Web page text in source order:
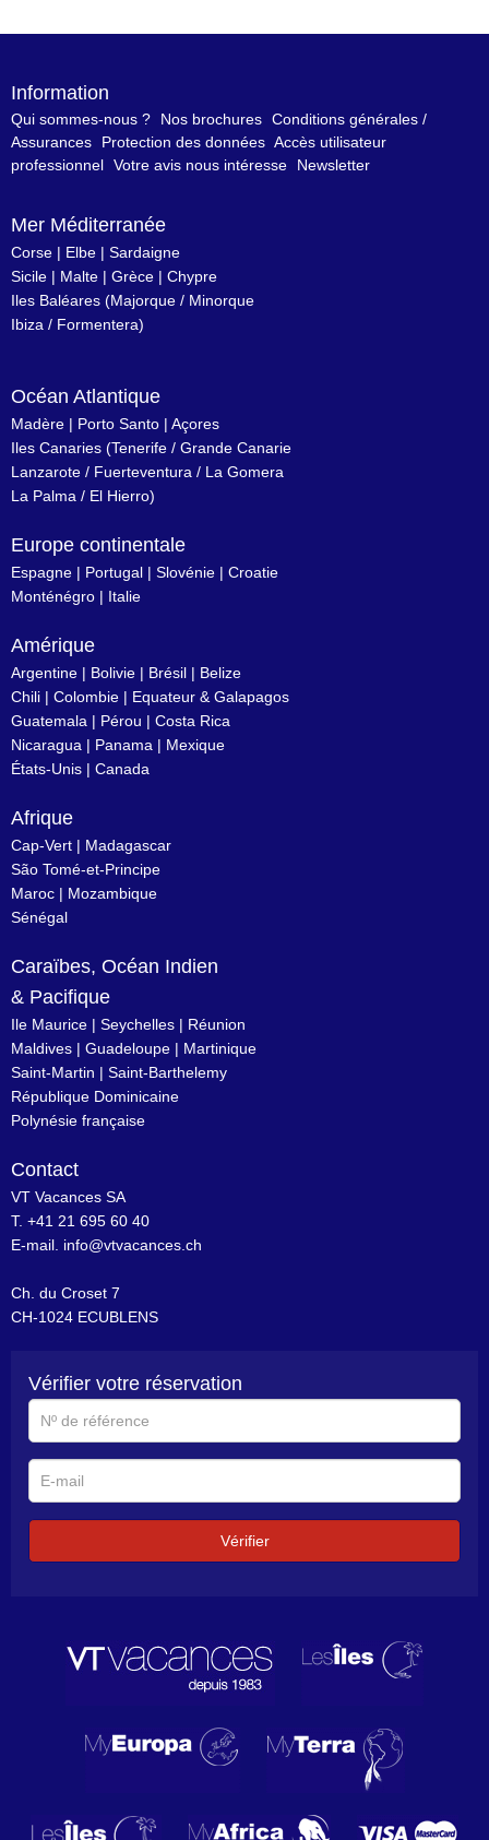
Information
Qui sommes-nous ? Nos brochures Conditions générales /
Assurances
Protection des données Accès utilisateur
professionnel Votre avis nous intéresse Newsletter
Mer Méditerranée
Corse | Elbe | Sardaigne
Sicile | Malte | Grèce | Chypre
Iles Baléares (Majorque / Minorque
Ibiza / Formentera)
Océan Atlantique
Madère | Porto Santo | Açores
Iles Canaries (Tenerife / Grande Canarie
Lanzarote / Fuerteventura / La Gomera
La Palma / El Hierro)
Europe continentale
Espagne | Portugal | Slovénie | Croatie
Monténégro | Italie
Amérique
Argentine | Bolivie | Brésil | Belize
Chili | Colombie | Equateur & Galapagos
Guatemala | Pérou | Costa Rica
Nicaragua | Panama | Mexique
États-Unis | Canada
Afrique
Cap-Vert | Madagascar
São Tomé-et-Principe
Maroc | Mozambique
Sénégal
Caraïbes, Océan Indien
& Pacifique
Ile Maurice | Seychelles | Réunion
Maldives | Guadeloupe | Martinique
Saint-Martin | Saint-Barthelemy
République Dominicaine
Polynésie française
Contact
VT Vacances SA
T. +41 21 695 60 40
E-mail. info@vtvacances.ch
Ch. du Croset 7
CH-1024 ECUBLENS
Vérifier votre réservation
N°
de
E-
mail
Vérifier